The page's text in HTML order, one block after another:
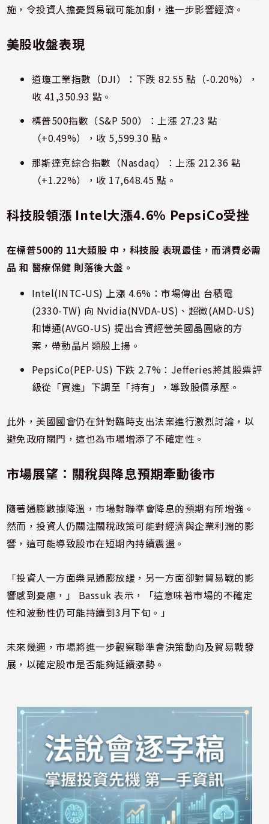
施，令投資人擔憂貿易戰可能加劇，進一步影響經濟。
美股收盤表現
道瓊工業指數（DJI）：下跌 82.55 點（-0.20%），
收 41,350.93 點。
標普500指數（S&P 500）：上漲 27.23 點
（+0.49%），收 5,599.30 點。
那斯達克綜合指數（Nasdaq）：上漲 212.36 點
（+1.22%），收 17,648.45 點。
科技股領漲 Intel大漲4.6% PepsiCo受挫
在標普500的 11大類股 中，科技股 表現最佳，而消費必需
品 和 醫療保健 則落後大盤。
Intel(INTC-US) 上漲 4.6%：市場傳出 台積電
(2330-TW) 向 Nvidia(NVDA-US)、超微(AMD-US)
和博通(AVGO-US) 提出合資經營美國晶圓廠的方
案，帶動晶片類股上揚。
PepsiCo(PEP-US) 下跌 2.7%：Jefferies將其股票評
級從「買進」下調至「持有」，導致股價承壓。
此外，美國國會仍在針對臨時支出法案進行激烈討論，以
避免政府關門，這也為市場增添了不確定性。
市場展望：關稅與降息預期牽動後市
隨著通膨數據降溫，市場對聯準會降息的預期有所增強。
然而，投資人仍關注關稅政策可能對經濟與企業利潤的影
響，這可能導致股市在短期內持續震盪。
「投資人一方面樂見通膨放緩，另一方面卻對貿易戰的影
響感到憂慮，」 Bassuk 表示，「這意味著市場的不確定
性和波動性仍可能持續到3月下旬。」
未來幾週，市場將進一步觀察聯準會決策動向及貿易戰發
展，以確定股市是否能夠延續漲勢。